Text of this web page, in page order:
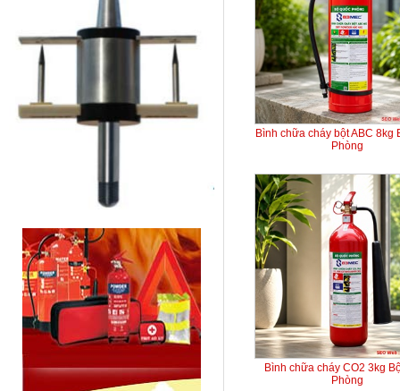
Bình chữa cháy bột ABC 8kg
Phòng
Bình chữa cháy CO2 3kg
Phòng